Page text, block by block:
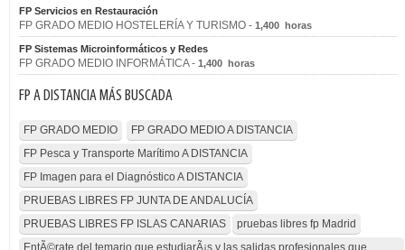
FP Servicios en Restauración
FP GRADO MEDIO HOSTELERÍA Y TURISMO - 1,400 horas
FP Sistemas Microinformáticos y Redes
FP GRADO MEDIO INFORMÁTICA - 1,400 horas
FP A DISTANCIA MÁS BUSCADA
FP GRADO MEDIO
FP GRADO MEDIO A DISTANCIA
FP Pesca y Transporte Marítimo A DISTANCIA
FP Imagen para el Diagnóstico A DISTANCIA
PRUEBAS LIBRES FP JUNTA DE ANDALUCÍA
PRUEBAS LIBRES FP ISLAS CANARIAS
pruebas libres fp Madrid
EntÃ©rate del temario que estudiarÃ¡s y las salidas profesionales que